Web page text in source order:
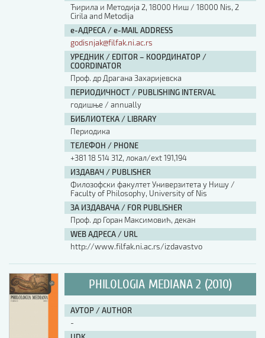
Ћирила и Методија 2, 18000 Ниш / 18000 Nis, 2
Cirila and Metodija
е-АДРЕСА / e-MAIL ADDRESS
godisnjak@filfak.ni.ac.rs
УРЕДНИК / EDITOR – КООРДИНАТОР /
COORDINATOR
Проф. др Драгана Захаријевска
ПЕРИОДИЧНОСТ / PUBLISHING INTERVAL
годишње / annually
БИБЛИОТЕКА / LIBRARY
Периодика
ТЕЛЕФОН / PHONE
+381 18 514 312, локал/ext 191,194
ИЗДАВАЧ / PUBLISHER
Филозофски факултет Универзитета у Нишу /
Faculty of Philosophy, University of Nis
ЗА ИЗДАВАЧА / FOR PUBLISHER
Проф. др Горан Максимовић, декан
WEB АДРЕСА / URL
http://www.filfak.ni.ac.rs/izdavastvo
PHILOLOGIA MEDIANA 2 (2010)
АУТОР / AUTHOR
-